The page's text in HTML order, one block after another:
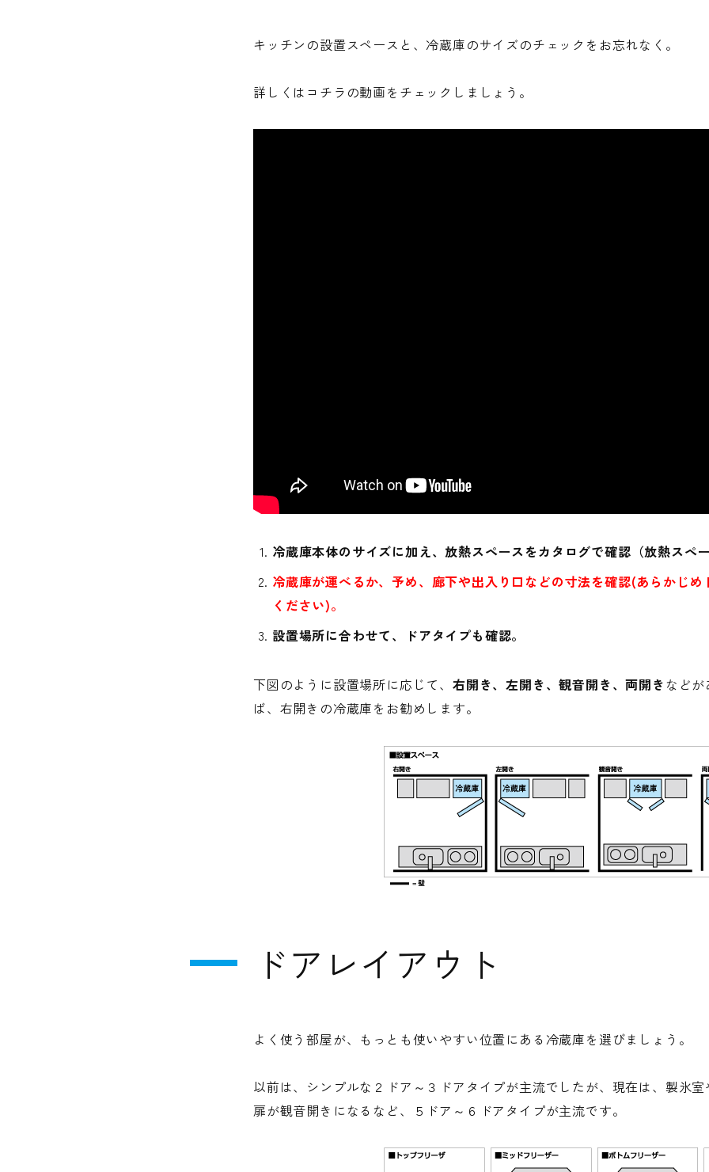
キッチンの設置スペースと、冷蔵庫のサイズのチェックをお忘れなく。
詳しくはコチラの動画をチェックしましょう。
冷蔵庫本体のサイズに加え、放熱スペースをカタログで確認（放熱スペ
冷蔵庫が運べるか、予め、廊下や出入り口などの寸法を確認(あらかじ
ください)。
設置場所に合わせて、ドアタイプも確認。
下図のように設置場所に応じて、 右開き、左開き、観音開き、両開きなど
ば、右開きの冷蔵庫をお勧めします。
ドアレイアウト
よく使う部屋が、もっとも使いやすい位置にある冷蔵庫を選びましょう。
以前は、シンプルな２ドア～３ドアタイプが主流でしたが、現在は、製氷
扉が観音開きになるなど、５ドア～６ドアタイプが主流です。